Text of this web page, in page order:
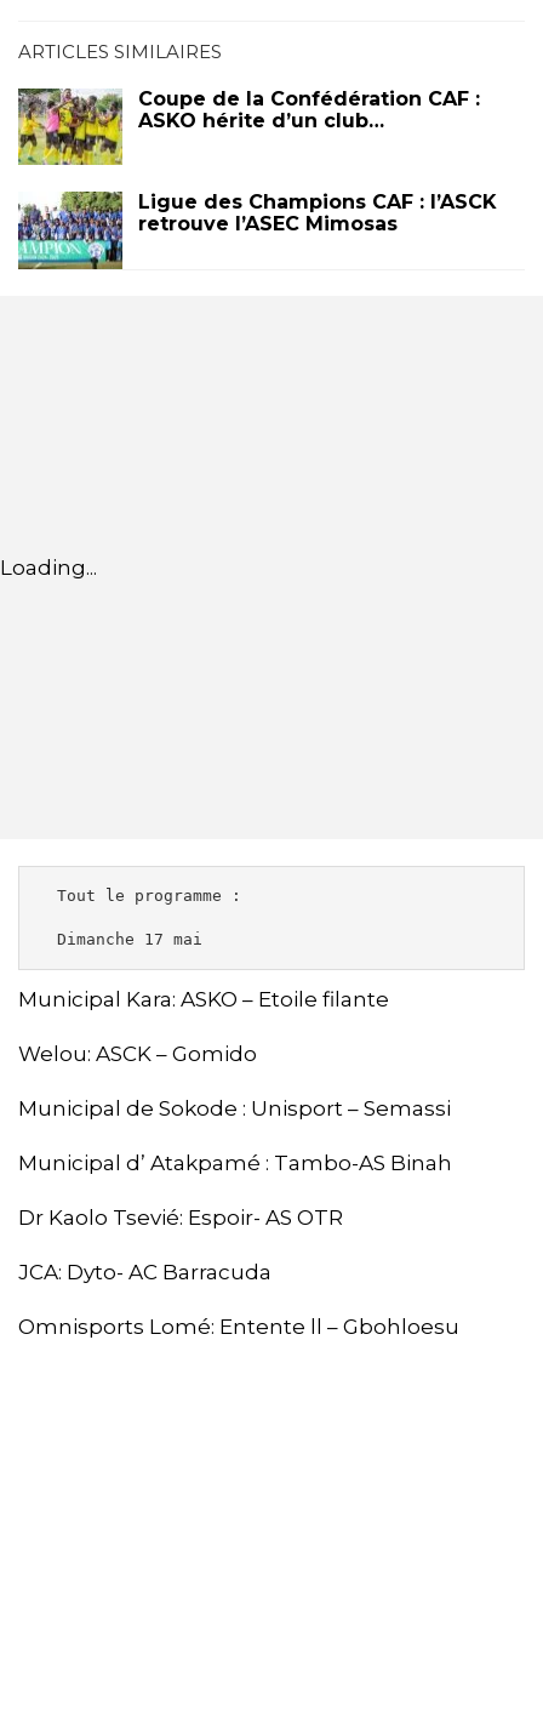
ARTICLES SIMILAIRES
Coupe de la Confédération CAF :
ASKO hérite d’un club…
Ligue des Champions CAF : l’ASCK
retrouve l’ASEC Mimosas
Loading...
  Dimanche 17 mai
Municipal Kara: ASKO – Etoile filante
Welou: ASCK – Gomido
Municipal de Sokode : Unisport – Semassi
Municipal d’ Atakpamé : Tambo-AS Binah
Dr Kaolo Tsevié: Espoir- AS OTR
JCA: Dyto- AC Barracuda
Omnisports Lomé: Entente ll – Gbohloesu